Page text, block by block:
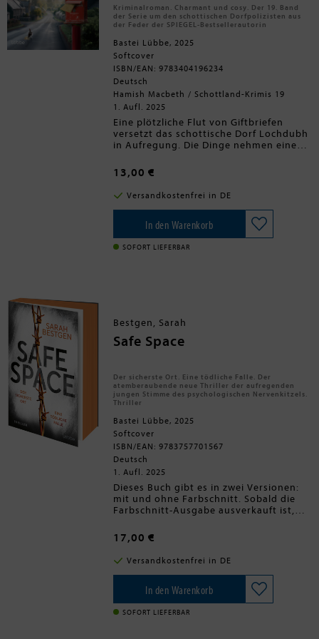
einigenmerkwürdigen Unfällenist
schnell vom »Fluch des
noch ein Toter auftaucht, stecken
Großmutter und Enkelin tiefer in
einemTrue Crime, als ihnen lieb ist
Kriminalroman. Charmant und cosy. Der 19. Band
der Serie um den schottischen Dorfpolizisten aus
der Feder der SPIEGEL-Bestsellerautorin
Bastei Lübbe, 2025
Softcover
ISBN/EAN: 9783404196234
Deutsch
Hamish Macbeth / Schottland-Krimis 19
1. Aufl. 2025
Eine plötzliche Flut von Giftbriefen
versetzt das schottische Dorf Lochdubh
in Aufregung. Die Dinge nehmen eine
Postbotin erhängt in ihrem Zimmer
aufgefunden wird - mit einer bösartigen
Notiz unter ihren baumelnden Füßen.
Dorfpolizist Hamish Macbeth geht von
Mord aus, im Unterschied zu seinen
Vorgesetzten, die den Vorfall als Freitod
zu den Akten legen wollen. Auf der
zunehmend brisanten Jagd nach einem
abgesehen hat ...
13,00 €
Versandkostenfrei in DE
In den Warenkorb
SOFORT LIEFERBAR
Bestgen, Sarah
Safe Space
Der sicherste Ort. Eine tödliche Falle. Der
atemberaubende neue Thriller der aufregenden
jungen Stimme des psychologischen Nervenkitzels.
Thriller
Bastei Lübbe, 2025
Softcover
ISBN/EAN: 9783757701567
Deutsch
1. Aufl. 2025
Dieses Buch gibt es in zwei Versionen:
mit und ohne Farbschnitt. Sobald die
Farbschnitt-Ausgabe ausverkauft ist,
Farbschnitt aus.Dein Geheimnis ist
entsetzlich.Dein Plan ist raffiniert.Doch:
Dein Gegner hat dich längst im Visier
...Sadisten, Psychopathen, Serienmörder
- die forensische Psychologin Anna
Salomon weiß um die dunklen
Abgründe der menschlichen Natur. Sie
gilt als Ausnahmetalent in der
17,00 €
Versandkostenfrei in DE
In den Warenkorb
SOFORT LIEFERBAR